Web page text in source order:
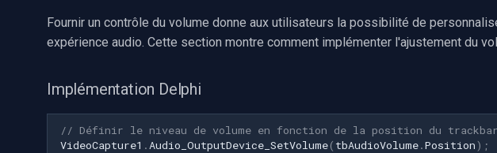
Fournir un contrôle du volume donne aux utilisateurs la possibilité de
expérience audio. Cette section montre comment implémenter l'ajustement du
Implémentation Delphi
// Définir le niveau de volume en fonction de la position du trackbar
VideoCapture1 . Audio_OutputDevice_SetVolume( tbAudioVolume.Position) ;